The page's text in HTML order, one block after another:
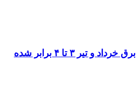
*چرا قبض آب و برق خرداد و تیر ۳ تا ۴ برابر شده